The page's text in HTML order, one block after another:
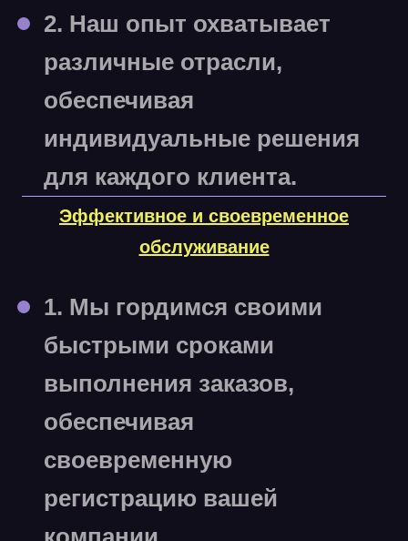
2. Наш опыт охватывает
различные отрасли,
обеспечивая
индивидуальные решения
для каждого клиента.
Эффективное и своевременное
обслуживание
1. Мы гордимся своими
быстрыми сроками
выполнения заказов,
обеспечивая
своевременную
регистрацию вашей